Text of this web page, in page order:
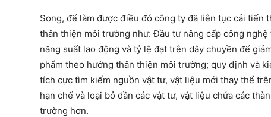
Song, để làm được điều đó công ty đã liên tục cải
thân thiện môi trường như: Đầu tư nâng cấp công
năng suất lao động và tỷ lệ đạt trên dây chuyền để
phẩm theo hướng thân thiện môi trường; quy định và
tích cực tìm kiếm nguồn vật tư, vật liệu mới thay thế
hạn chế và loại bỏ dần các vật tư, vật liệu chứa các
trường hơn.